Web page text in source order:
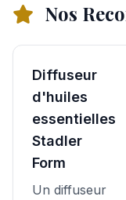
Nos
Diffuseur
d'huiles
essentielles
Stadler
Form
Un diffuseur